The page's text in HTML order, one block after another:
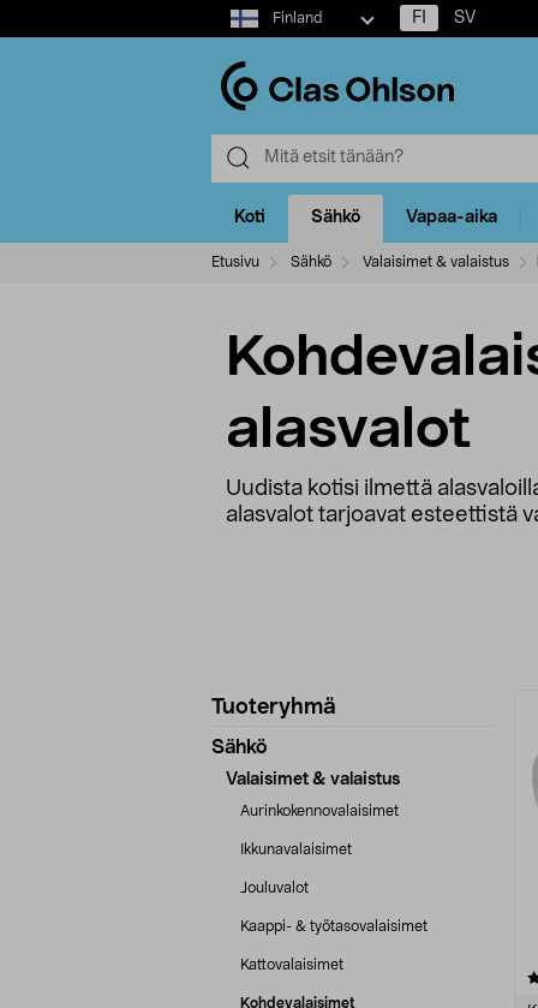
Select
market
Finland FI SV
Koti Sähkö Vapaa-aika
Etusivu Sähkö Valaisimet & valaistus
alasvalot
Uudista kotisi ilmettä
alasvalot tarjoavat esteettistä
Tarkenna
tuotetietoja
Tuoteryhmä
Sähkö
Valaisimet & valaistus
Aurinkokennovalaisimet
Ikkunavalaisimet
Jouluvalot
Kaappi- & työtasovalaisimet
Kattovalaisimet
Kohdevalaisimet